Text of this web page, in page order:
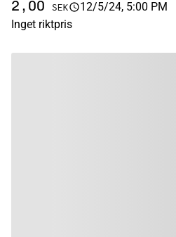
2,00 SEK
12/5/24, 5:00 PM
Inget riktpris